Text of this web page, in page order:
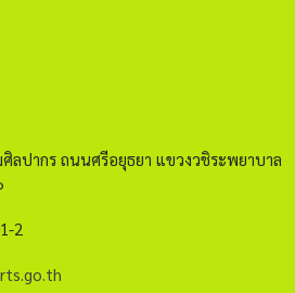
ากก็ยังคงทำพิธีต่อไป อีกทั้งพระราช
นประจำทุกปี หากแต่จัดขึ้นในคราวที่
ำฝนเท่านั้น * ห่มดอง หมายถึง วิธี
อย่างหนึ่งโดยห่มเฉวียงบ่าและมีผ้ารัด
ชบัณฑิตยสถาน. พจนานุกรม ฉบับ
ลจอมเกล้าเจ้าอยู่หัว, พระบาท
ลปากร ถนนศรีอยุธยา แขวงวชิระพยาบาล
2